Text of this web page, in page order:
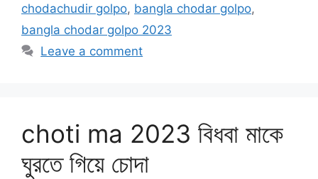
chodachudir golpo, bangla chodar golpo,
bangla chodar golpo 2023
Leave a comment
choti ma 2023 বিধবা মাকে
ঘুরতে গিয়ে চোদা